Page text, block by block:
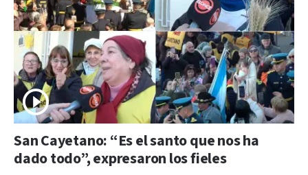
San Cayetano: “Es el santo que nos ha
dado todo”, expresaron los fieles